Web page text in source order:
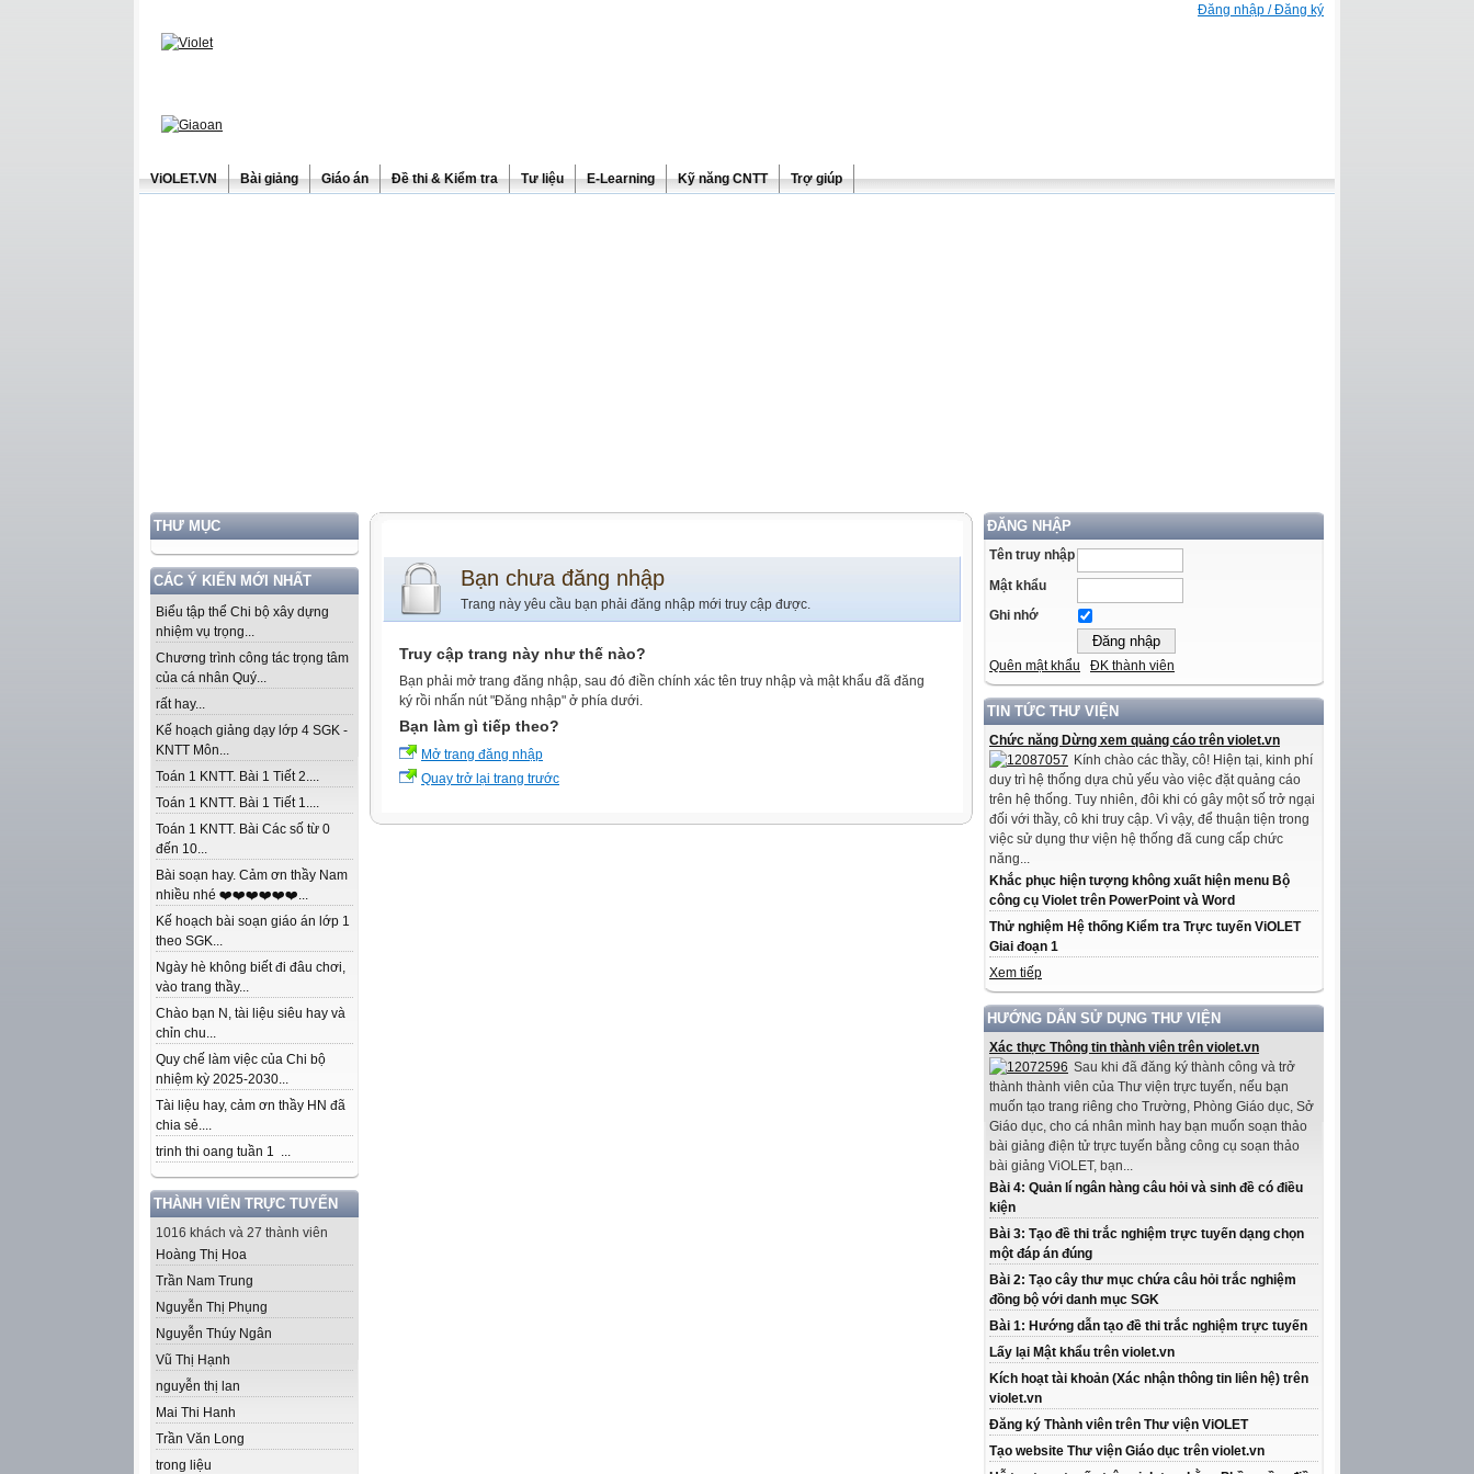
Đăng nhập / Đăng ký
ViOLET.VN Bài giảng Giáo án Đề thi & Kiểm tra Tư liệu E-Learning Kỹ năng CNTT Trợ giúp
THƯ MỤC
CÁC Ý KIẾN MỚI NHẤT
Biểu tập thể Chi bộ xây dựng
nhiệm vụ trọng...
Chương trình công tác trọng tâm
của cá nhân Quý...
rất hay...
Kế hoạch giảng dạy lớp 4 SGK -
KNTT Môn...
Toán 1 KNTT. Bài 1 Tiết 2....
Toán 1 KNTT. Bài 1 Tiết 1....
Toán 1 KNTT. Bài Các số từ 0
đến 10...
Bài soạn hay. Cảm ơn thầy Nam
nhiều nhé ❤️❤️❤️❤️❤️❤️...
Kế hoạch bài soạn giáo án lớp 1
theo SGK...
Ngày hè không biết đi đâu chơi,
vào trang thầy...
Chào bạn N, tài liệu siêu hay và
chỉn chu...
Quy chế làm việc của Chi bộ
nhiệm kỳ 2025-2030...
Tài liệu hay, cảm ơn thầy HN đã
chia sẻ....
trinh thi oang tuần 1 ...
THÀNH VIÊN TRỰC TUYẾN
1016 khách và 27 thành viên
Hoàng Thị Hoa
Trần Nam Trung
Nguyễn Thị Phụng
Nguyễn Thúy Ngân
Vũ Thị Hạnh
nguyễn thị lan
Mai Thi Hanh
Trần Văn Long
trong liệu
ĐĂNG NHẬP
Tên truy nhập
Mật khẩu
Ghi nhớ
Quên mật khẩu ĐK thành viên
TIN TỨC THƯ VIỆN
Chức năng Dừng xem quảng cáo trên violet.vn
Kính chào các thầy, cô! Hiện tại, kinh phí
duy trì hệ thống dựa chủ yếu vào việc đặt quảng cáo
trên hệ thống. Tuy nhiên, đôi khi có gây một số trở ngại
đối với thầy, cô khi truy cập. Vì vậy, để thuận tiện trong
việc sử dụng thư viện hệ thống đã cung cấp chức
năng...
Khắc phục hiện tượng không xuất hiện menu Bộ
công cụ Violet trên PowerPoint và Word
Thử nghiệm Hệ thống Kiểm tra Trực tuyến ViOLET
Giai đoạn 1
Xem tiếp
HƯỚNG DẪN SỬ DỤNG THƯ VIỆN
Xác thực Thông tin thành viên trên violet.vn
Sau khi đã đăng ký thành công và trở
thành thành viên của Thư viện trực tuyến, nếu bạn
muốn tạo trang riêng cho Trường, Phòng Giáo dục, Sở
Giáo dục, cho cá nhân mình hay bạn muốn soạn thảo
bài giảng điện tử trực tuyến bằng công cụ soạn thảo
bài giảng ViOLET, bạn...
Bài 4: Quản lí ngân hàng câu hỏi và sinh đề có điều
kiện
Bài 3: Tạo đề thi trắc nghiệm trực tuyến dạng chọn
một đáp án đúng
Bài 2: Tạo cây thư mục chứa câu hỏi trắc nghiệm
đồng bộ với danh mục SGK
Bài 1: Hướng dẫn tạo đề thi trắc nghiệm trực tuyến
Lấy lại Mật khẩu trên violet.vn
Kích hoạt tài khoản (Xác nhận thông tin liên hệ) trên
violet.vn
Đăng ký Thành viên trên Thư viện ViOLET
Tạo website Thư viện Giáo dục trên violet.vn
Bạn chưa đăng nhập
Trang này yêu cầu bạn phải đăng nhập mới truy cập được.
Truy cập trang này như thế nào?
Bạn phải mở trang đăng nhập, sau đó điền chính xác tên truy nhập và mật khẩu đã đăng
ký rồi nhấn nút "Đăng nhập" ở phía dưới.
Bạn làm gì tiếp theo?
Mở trang đăng nhập
Quay trở lại trang trước